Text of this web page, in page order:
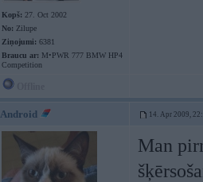
Kopš: 27. Oct 2002
No: Zilupe
Ziņojumi: 6381
Braucu ar: M•PWR 777 BMW HP4
Competition
Android 14. Apr 2009,
Man